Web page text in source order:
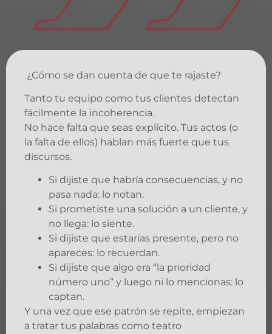
¿Cómo se dan cuenta de que te rajaste?
Tanto tu equipo como tus clientes detectan
fácilmente la incoherencia.
No hace falta que seas explícito. Tus actos (o
la falta de ellos) hablan más fuerte que tus
discursos.
Si dijiste que habría consecuencias, y no
pasa nada: lo notan.
Si prometiste una solución a un cliente, y
no llega: lo siente.
Si dijiste que estarías presente, pero no
apareces: lo recuerdan.
Si dijiste que algo era “la prioridad
número uno” y luego ni lo mencionas: lo
captan.
Y una vez que ese patrón se repite, empiezan
a tratar tus palabras como teatro